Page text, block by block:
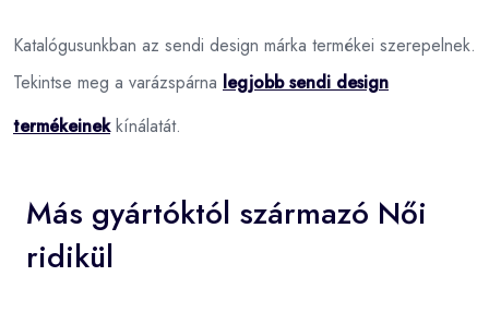
Katalógusunkban az sendi design márka termékei szerepelnek.
Tekintse meg a varázspárna legjobb sendi design
termékeinekkínálatát.
Más gyártóktól származó Női
ridikül